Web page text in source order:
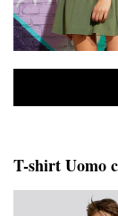
T-shirt Uomo